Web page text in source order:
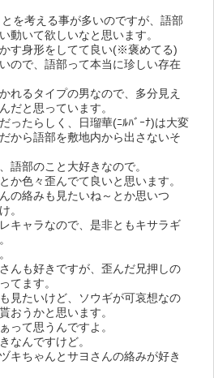
を考える事が多いのですが、語部
動いて欲しいなと思います。
す身形をしてて良い(※褒めてる)
ので、語部って本当に珍しい存在
れるタイプの男なので、多分見え
だと思っています。
ったらしく、日瑠華(ﾆﾙﾊﾞｰﾅ)は大変
から語部を敷地内から出さないそ
語部のこと大好きなので。
か色々歪んでて良いと思います。
の絡みも見たいね～とか思いつ
。
キャラなので、是非ともキサラギ
んも好きですが、歪んだ兄押しの
てます。
見たいけど、ソウギが可哀想なの
おうかと思います。
って思うんですよ。
なんですけど。
キちゃんとサヨさんの絡みが好き